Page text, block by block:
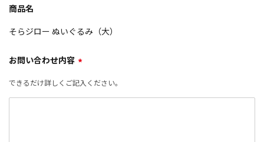
商品名
そらジロー ぬいぐるみ（大）
お問い合わせ内容 *
できるだけ詳しくご記入ください。